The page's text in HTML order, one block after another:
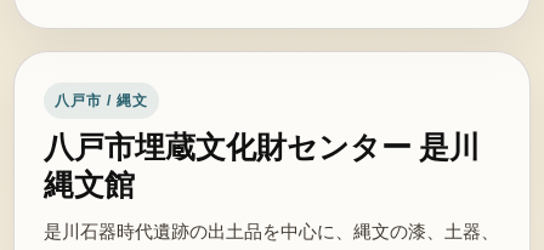
八戸市 / 縄文
八戸市埋蔵文化財センター 是川
縄文館
是川石器時代遺跡の出土品を中心に、縄文の漆、土器、